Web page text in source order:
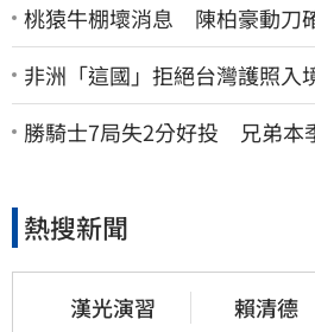
桃猿牛棚壞消息 陳柏豪動刀
非洲「這國」拒絕台灣護照
了：持續交涉聯繫
勝騎士7局失2分好投 兄弟本
熱搜新聞
漢光演習 賴清德